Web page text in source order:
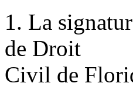
1. La
de Droit
Civil de